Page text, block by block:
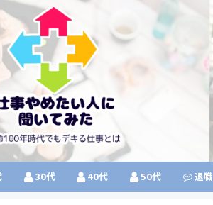
30代 40代 50代 退